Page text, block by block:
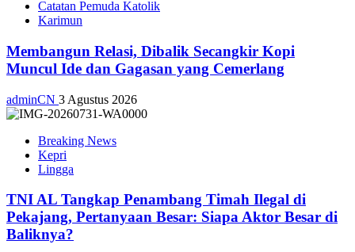
Catatan Pemuda Katolik
Karimun
Membangun Relasi, Dibalik Secangkir Kopi
Muncul Ide dan Gagasan yang Cemerlang
adminCN 3 Agustus 2026
Breaking News
Kepri
Lingga
TNI AL Tangkap Penambang Timah Ilegal di
Pekajang, Pertanyaan Besar: Siapa Aktor Besar di
Baliknya?